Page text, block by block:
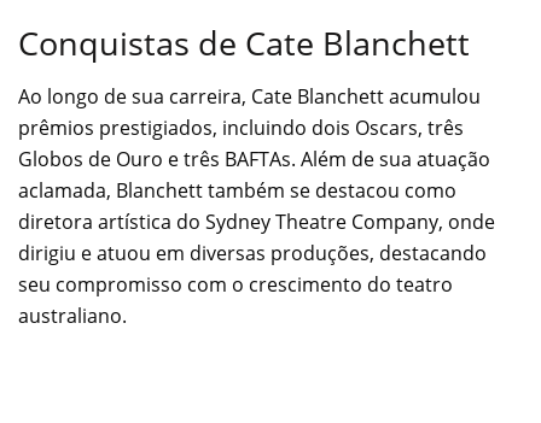
Conquistas de Cate Blanchett
Ao longo de sua carreira, Cate Blanchett acumulou
prêmios prestigiados, incluindo dois Oscars, três
Globos de Ouro e três BAFTAs. Além de sua atuação
aclamada, Blanchett também se destacou como
diretora artística do Sydney Theatre Company, onde
dirigiu e atuou em diversas produções, destacando
seu compromisso com o crescimento do teatro
australiano.